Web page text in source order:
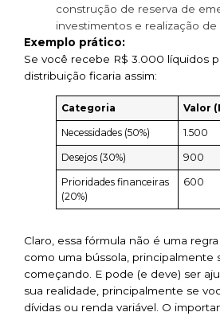
construção de reserva de
investimentos e realização de
Exemplo prático:
Se você recebe R$ 3.000 líquidos
distribuição ficaria assim:
Categoria Valor
Necessidades (50%) 1.500
Desejos (30%) 900
Prioridades financeiras
(20%)
600
Claro, essa fórmula não é uma
como uma bússola, principalmente
começando. E pode (e deve) ser
sua realidade, principalmente se
dívidas ou renda variável. O